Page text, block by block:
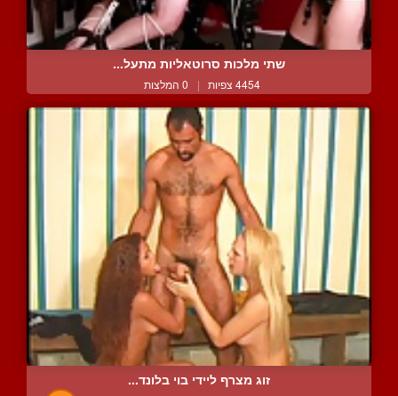
שתי מלכות סרוטאליות מתעל...
4454 צפיות | 0 המלצות
זוג מצרף ליידי בוי בלונד...